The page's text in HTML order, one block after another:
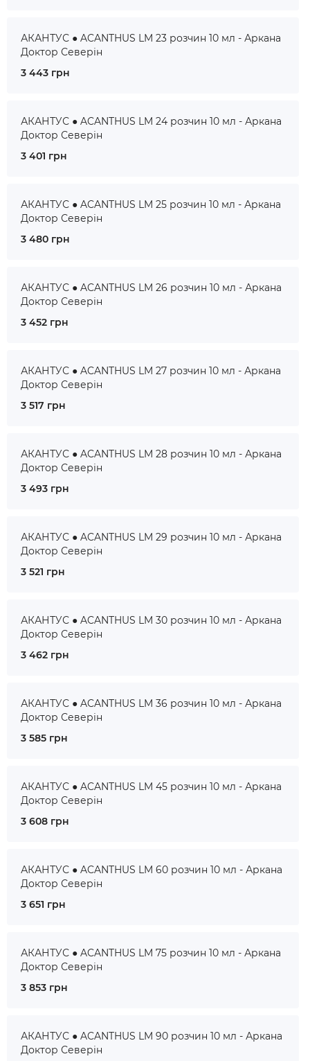
АКАНТУС ● ACANTHUS LM 23 розчин 10 мл - Аркана
Доктор Северін
3 443 грн
АКАНТУС ● ACANTHUS LM 24 розчин 10 мл - Аркана
Доктор Северін
3 401 грн
АКАНТУС ● ACANTHUS LM 25 розчин 10 мл - Аркана
Доктор Северін
3 480 грн
АКАНТУС ● ACANTHUS LM 26 розчин 10 мл - Аркана
Доктор Северін
3 452 грн
АКАНТУС ● ACANTHUS LM 27 розчин 10 мл - Аркана
Доктор Северін
3 517 грн
АКАНТУС ● ACANTHUS LM 28 розчин 10 мл - Аркана
Доктор Северін
3 493 грн
АКАНТУС ● ACANTHUS LM 29 розчин 10 мл - Аркана
Доктор Северін
3 521 грн
АКАНТУС ● ACANTHUS LM 30 розчин 10 мл - Аркана
Доктор Северін
3 462 грн
АКАНТУС ● ACANTHUS LM 36 розчин 10 мл - Аркана
Доктор Северін
3 585 грн
АКАНТУС ● ACANTHUS LM 45 розчин 10 мл - Аркана
Доктор Северін
3 608 грн
АКАНТУС ● ACANTHUS LM 60 розчин 10 мл - Аркана
Доктор Северін
3 651 грн
АКАНТУС ● ACANTHUS LM 75 розчин 10 мл - Аркана
Доктор Северін
3 853 грн
АКАНТУС ● ACANTHUS LM 90 розчин 10 мл - Аркана
Доктор Северін